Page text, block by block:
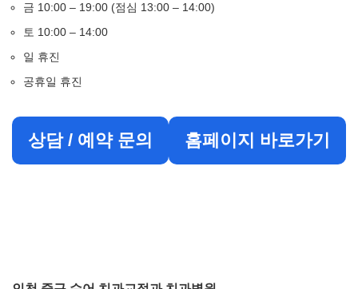
금 10:00 – 19:00 (점심 13:00 – 14:00)
토 10:00 – 14:00
일 휴진
공휴일 휴진
상담 / 예약 문의 홈페이지 바로가기